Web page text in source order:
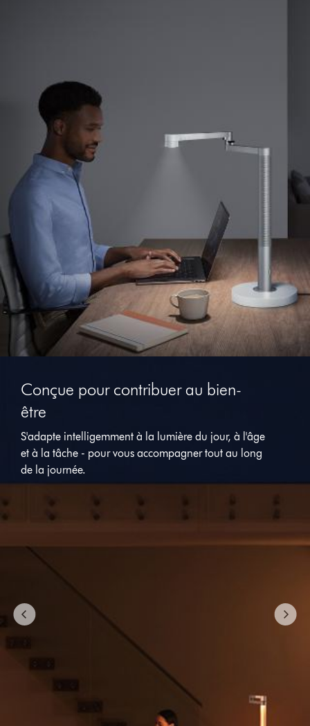
Conçue pour contribuer au bien-
être
S'adapte intelligemment à la lumière du jour, à l'âge
et à la tâche - pour vous accompagner tout au long
de la journée.